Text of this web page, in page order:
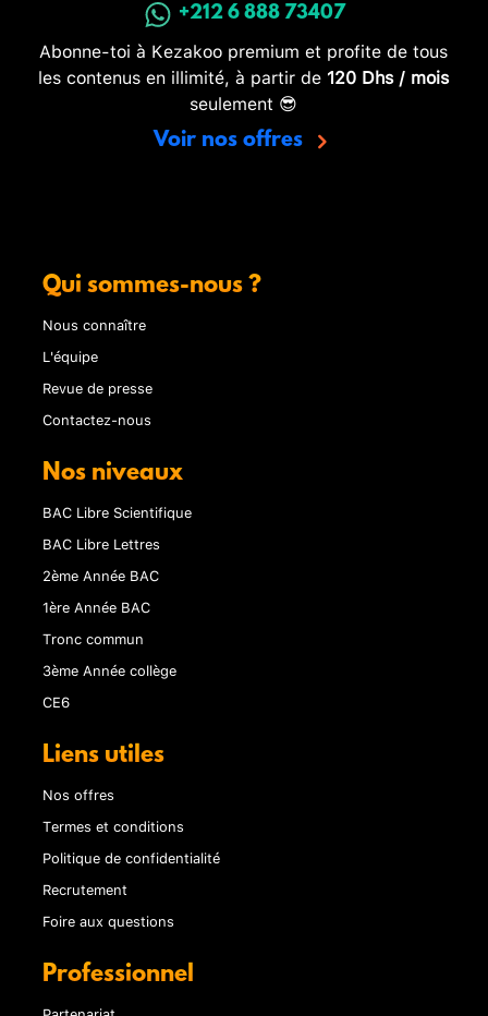
+212 6 888 73407
Abonne-toi à Kezakoo premium et profite de tous
les contenus en illimité, à partir de 120 Dhs / mois
seulement 😎
Voir nos offres
Qui sommes-nous ?
Nous connaître
L'équipe
Revue de presse
Contactez-nous
Nos niveaux
BAC Libre Scientifique
BAC Libre Lettres
2ème Année BAC
1ère Année BAC
Tronc commun
3ème Année collège
CE6
Liens utiles
Nos offres
Termes et conditions
Politique de confidentialité
Recrutement
Foire aux questions
Professionnel